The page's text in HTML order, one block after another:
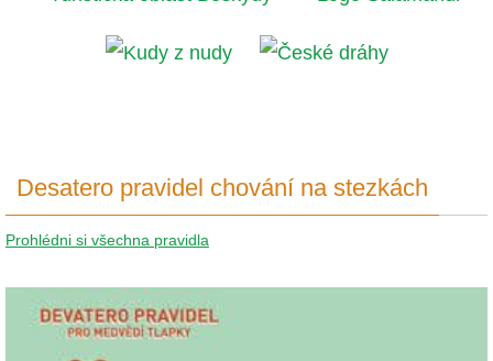
Desatero pravidel chování na stezkách
Prohlédni si všechna pravidla